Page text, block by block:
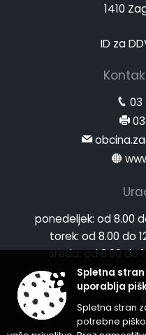
1410
ID za
03
ponedeljek: od 8.00
torek: od 8.00 do
sreda:od 8.00 do
petek:
Spletna
uporablja
Spletna stran
potrebne